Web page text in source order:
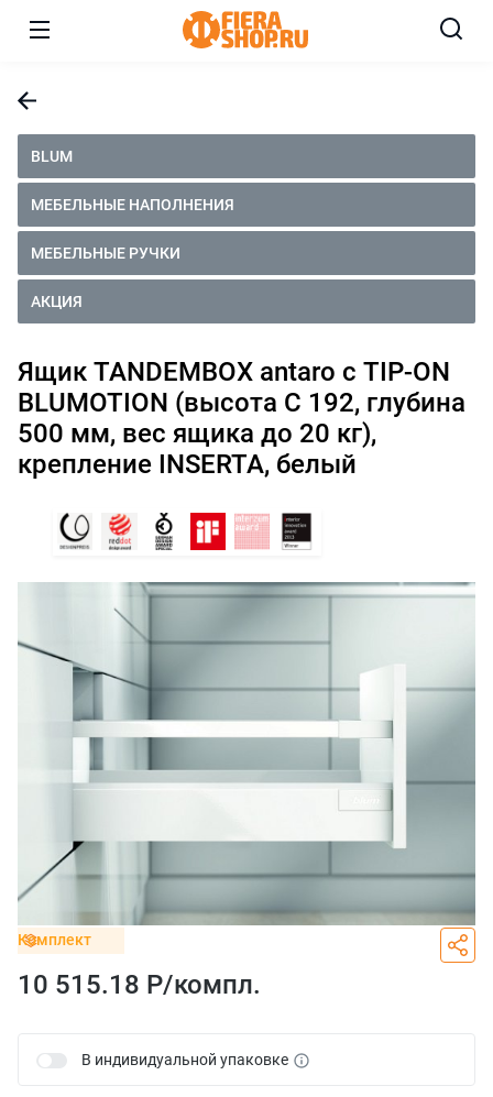
BLUM
МЕБЕЛЬНЫЕ НАПОЛНЕНИЯ
МЕБЕЛЬНЫЕ РУЧКИ
АКЦИЯ
Ящик TANDEMBOX antaro с TIP-ON
BLUMOTION (высота С 192, глубина
500 мм, вес ящика до 20 кг),
крепление INSERTA, белый
Комплект
10 515.18 Р/компл.
В индивидуальной упаковке